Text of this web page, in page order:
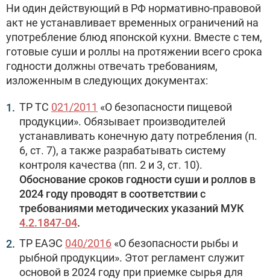
Ни один действующий в РФ нормативно-правовой
акт не устанавливает временных ограничений на
употребление блюд японской кухни. Вместе с тем,
готовые суши и роллы на протяжении всего срока
годности должны отвечать требованиям,
изложенным в следующих документах:
ТР ТС 021/2011 «О безопасности пищевой
продукции». Обязывает производителей
устанавливать конечную дату потребления (п.
6, ст. 7), а также разрабатывать систему
контроля качества (пп. 2 и 3, ст. 10).
Обоснование сроков годности суши и роллов в
2024 году проводят в соответствии с
требованиями методических указаний МУК
4.2.1847-04.
ТР ЕАЭС 040/2016 «О безопасности рыбы и
рыбной продукции». Этот регламент служит
основой в 2024 году при приемке сырья для